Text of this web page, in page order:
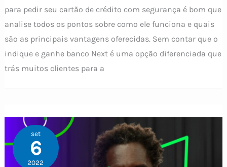
para pedir seu cartão de crédito com segurança é bom que
analise todos os pontos sobre como ele funciona e quais
são as principais vantagens oferecidas. Sem contar que o
indique e ganhe banco Next é uma opção diferenciada que
trás muitos clientes para a
set
6
2022